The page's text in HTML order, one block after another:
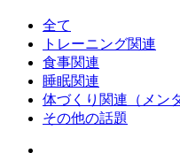
全て
トレーニング関連
食事関連
睡眠関連
体づくり関連（メン
その他の話題